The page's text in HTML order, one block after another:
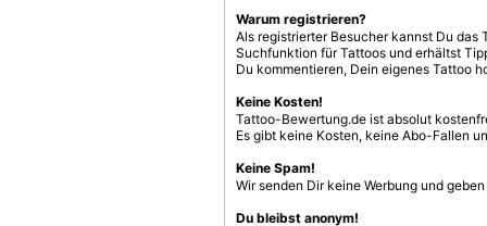
Warum registrieren?
Als registrierter Besucher kannst Du
Suchfunktion für Tattoos und erhältst
Du kommentieren, Dein eigenes Tattoo
Keine Kosten!
Tattoo-Bewertung.de ist absolut
Es gibt keine Kosten, keine Abo-Fallen
Keine Spam!
Wir senden Dir keine Werbung und
Du bleibst anonym!